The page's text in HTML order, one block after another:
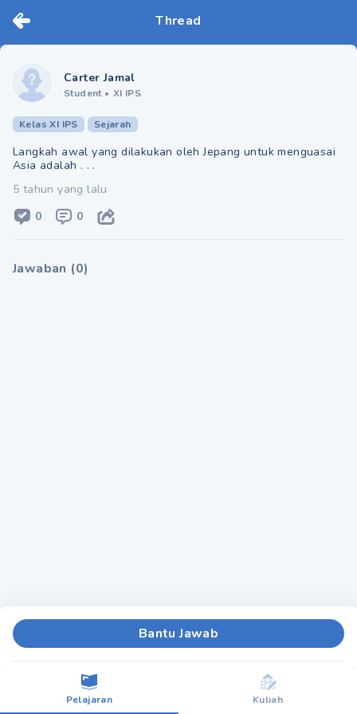
Thread
Carter Jamal
Student • XI IPS
Kelas XI IPS Sejarah
Langkah awal yang dilakukan oleh Jepang untuk menguasai
Asia adalah . . .
5 tahun yang lalu
0
0
Jawaban (0)
Bantu Jawab
Pelajaran Kuliah